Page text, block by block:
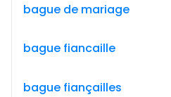
bague de mariage
bague fiancaille
bague fiançailles